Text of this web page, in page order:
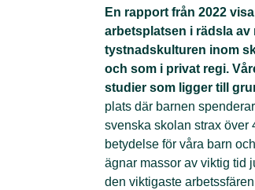
En rapport från 2022
arbetsplatsen i rädsla
tystnadskulturen inom
och som i privat regi.
studier som ligger till
plats där barnen
svenska skolan strax över
betydelse för våra barn
ägnar massor av viktig tid
den viktigaste